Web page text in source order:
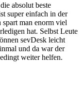
absolut beste
super einfach in der
spart man enorm viel
hat. Selbst Leute
sevDesk leicht
und da war der
weiter helfen.